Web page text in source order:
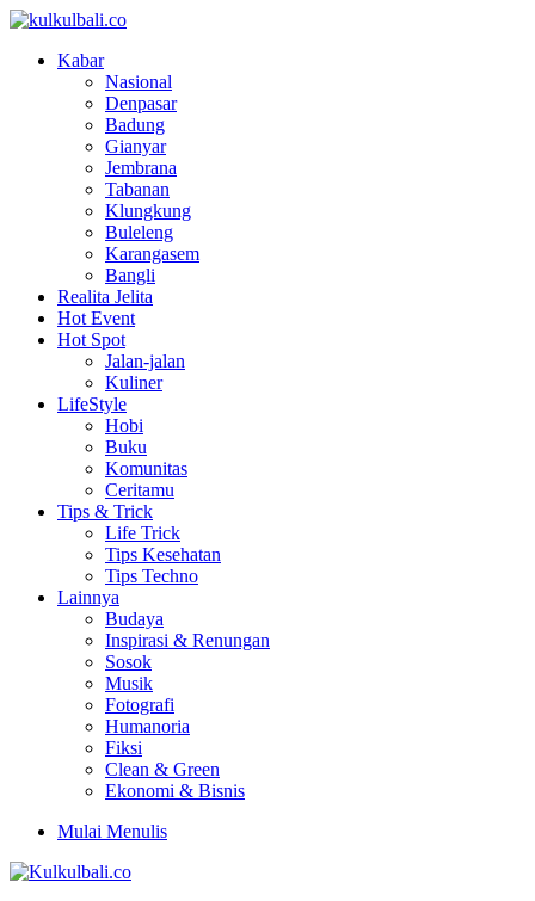
Kabar
Nasional
Denpasar
Badung
Gianyar
Jembrana
Tabanan
Klungkung
Buleleng
Karangasem
Bangli
Realita Jelita
Hot Event
Hot Spot
Jalan-jalan
Kuliner
LifeStyle
Hobi
Buku
Komunitas
Ceritamu
Tips & Trick
Life Trick
Tips Kesehatan
Tips Techno
Lainnya
Budaya
Inspirasi & Renungan
Sosok
Musik
Fotografi
Humanoria
Fiksi
Clean & Green
Ekonomi & Bisnis
Mulai Menulis